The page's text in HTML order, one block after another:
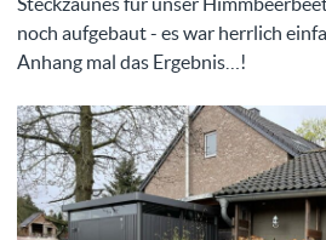
noch aufgebaut - es war herrlich
Anhang mal das Ergebnis…!